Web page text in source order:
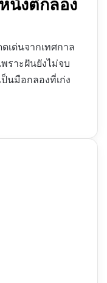
นังตีกลอง
เด่นจากเทศกาล
ราะฝันยังไม่จบ
นมือกลองที่เก่ง